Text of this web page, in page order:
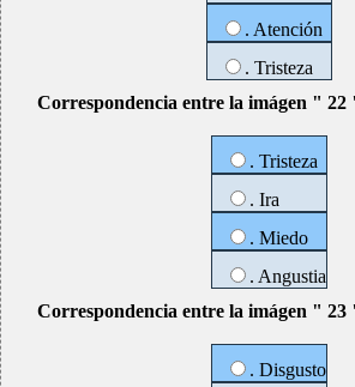
. Atención
. Tristeza
Correspondencia entre la imágen " 22
. Tristeza
. Ira
. Miedo
. Angustia
Correspondencia entre la imágen " 23
. Disgusto